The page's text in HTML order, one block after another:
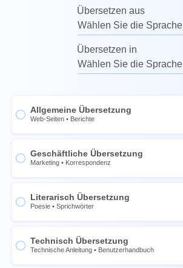
Übersetzen aus
Wählen Sie die Sprache
Englisch
Russisch
Französisch
Chinesisch
Thai
Portugiesisch
Übersetzen in
Wählen Sie die Sprache
Deutsch
Französisch
Norwegisch
Thai
Allgemeine Übersetzung
Web-Seiten • Berichte
Geschäftliche Übersetzung
Marketing • Korrespondenz
Literarisch Übersetzung
Poesie • Sprichwörter
Technisch Übersetzung
Technische Anleitung • Benutzerhandbuch